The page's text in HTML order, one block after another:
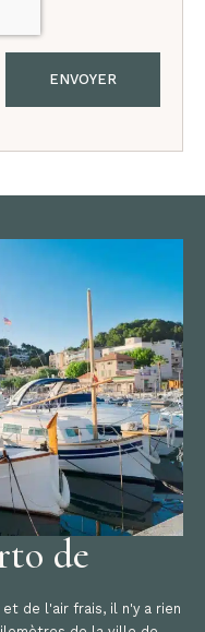
ENVOYER
de
et de l'air frais, il n'y a rien